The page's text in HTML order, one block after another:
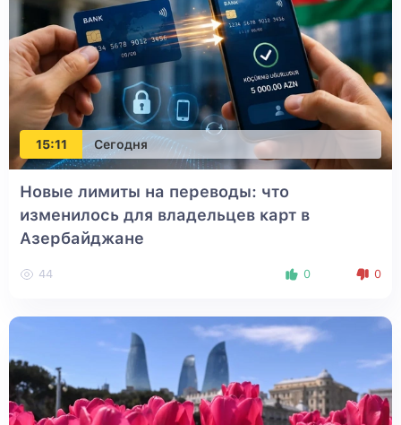
15:11 Сегодня
Новые лимиты на переводы: что
изменилось для владельцев карт в
Азербайджане
44 0 0